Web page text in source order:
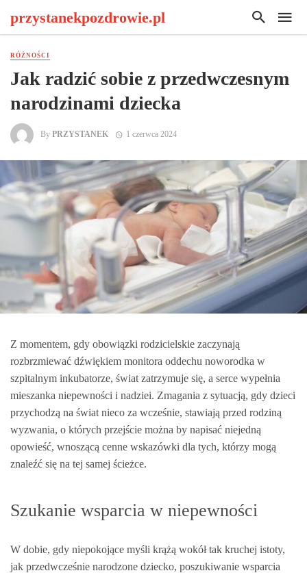
przystanekpozdrowie.pl
RÓŻNOŚCI
Jak radzić sobie z przedwczesnym
narodzinami dziecka
By PRZYSTANEK 1 czerwca 2024
Z momentem, gdy obowiązki rodzicielskie zaczynają
rozbrzmiewać dźwiękiem monitora oddechu noworodka w
szpitalnym inkubatorze, świat zatrzymuje się, a serce wypełnia
mieszanka niepewności i nadziei. Zmagania z sytuacją, gdy dzieci
przychodzą na świat nieco za wcześnie, stawiają przed rodziną
wyzwania, o których przejście można by napisać niejedną
opowieść, wnoszącą cenne wskazówki dla tych, którzy mogą
znaleźć się na tej samej ścieżce.
Szukanie wsparcia w niepewności
W dobie, gdy niepokojące myśli krążą wokół tak kruchej istoty,
jak przedwcześnie narodzone dziecko, poszukiwanie wsparcia